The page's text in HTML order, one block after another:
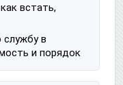
встать,
службу в
и порядок